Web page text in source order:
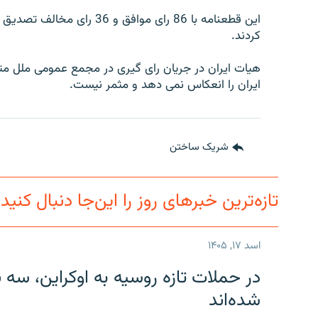
کردند.
هیات ایران در جریان رای گیری در مجمع عمومی ملل
ایران را انعکاس نمی دهد و مثمر نیست.
شریک ساختن
تازه‌ترین خبرهای روز را این‌جا دنبال کنید
اسد ۱۷, ۱۴۰۵
در حملات تازه روسیه به اوکراین،
شده‌اند